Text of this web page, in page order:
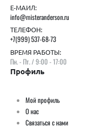
Е-МАИЛ:
info@misteranderson.ru
ТЕЛЕФОН:
+7(999) 537-68-73
ВРЕМЯ РАБОТЫ:
Пн. - Пт. / 9:00 - 17:00
Профиль
Мой профиль
О нас
Связаться с нами